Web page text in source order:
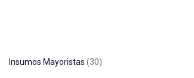
Insumos Mayoristas 30